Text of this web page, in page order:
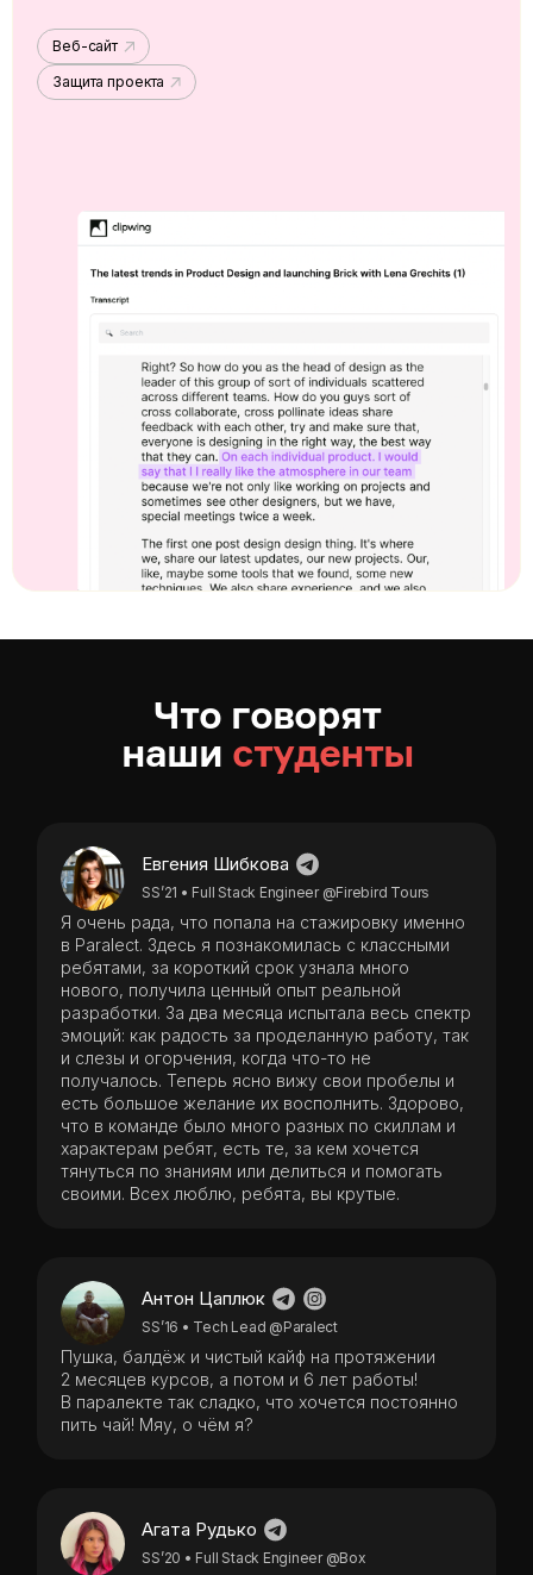
Веб-сайт
Защита проекта
Что говорят
наши cтуденты
Евгения Шибкова
SS’21 • Full Stack Engineer @Firebird Tours
Я очень рада, что попала на стажировку именно
в Paralect. Здесь я познакомилась с классными
ребятами, за короткий срок узнала много
нового, получила ценный опыт реальной
разработки. За два месяца испытала весь спектр
эмоций: как радость за проделанную работу, так
и слезы и огорчения, когда что-то не
получалось. Теперь ясно вижу свои пробелы и
есть большое желание их восполнить. Здорово,
что в команде было много разных по скиллам и
характерам ребят, есть те, за кем хочется
тянуться по знаниям или делиться и помогать
своими. Всех люблю, ребята, вы крутые.
Антон Цаплюк
SS’16 • Tech Lead @Paralect
Пушка, балдёж и чистый кайф на протяжении
2 месяцев курсов, а потом и 6 лет работы!
В паралекте так сладко, что хочется постоянно
пить чай! Мяу, о чём я?
Агата Рудько
SS’20 • Full Stack Engineer @Box